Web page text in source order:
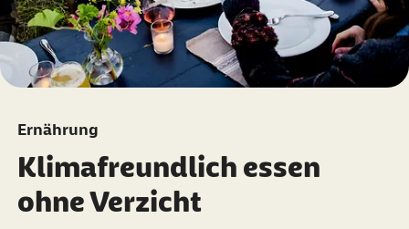
Ernährung
Klimafreundlich essen
ohne Verzicht